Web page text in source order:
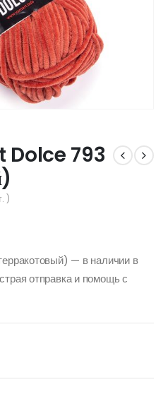
Dolce 793
)
— в наличии в
отправка и помощь с